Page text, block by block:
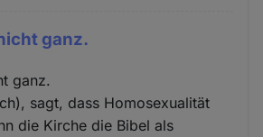
ganz.
ganz.
sagt, dass Homosexualität
die Kirche die Bibel als